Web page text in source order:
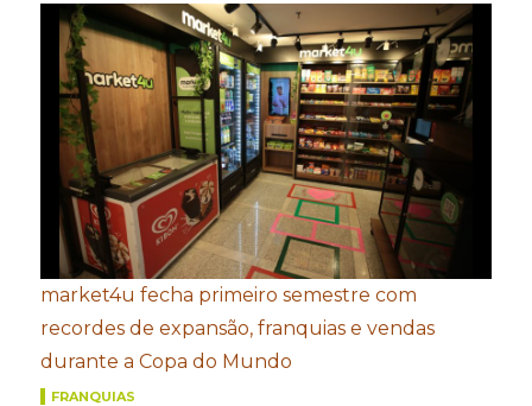
market4u fecha primeiro semestre com
recordes de expansão, franquias e vendas
durante a Copa do Mundo
FRANQUIAS